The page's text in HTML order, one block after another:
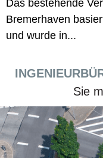
Das bestehende
Bremerhaven
und wurde in...
Sie